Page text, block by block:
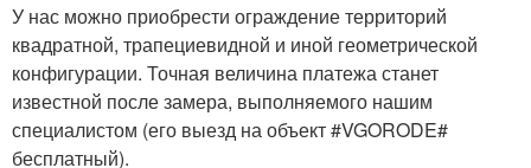
У нас можно приобрести ограждение территорий
квадратной, трапециевидной и иной геометрической
конфигурации. Точная величина платежа станет
известной после замера, выполняемого нашим
специалистом (его выезд на объект #VGORODE#
бесплатный).